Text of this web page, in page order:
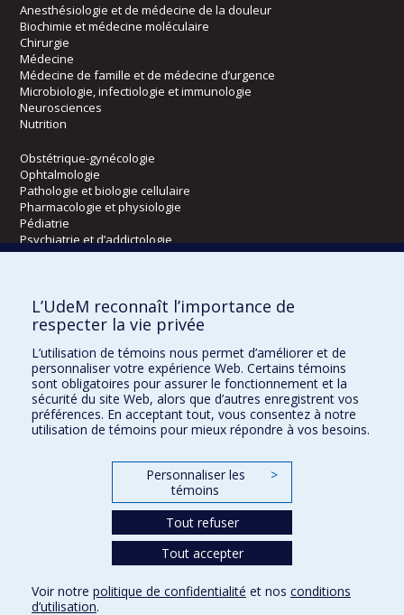
Anesthésiologie et de médecine de la douleur
Biochimie et médecine moléculaire
Chirurgie
Médecine
Médecine de famille et de médecine d’urgence
Microbiologie, infectiologie et immunologie
Neurosciences
Nutrition
Obstétrique-gynécologie
Ophtalmologie
Pathologie et biologie cellulaire
Pharmacologie et physiologie
Pédiatrie
Psychiatrie et d’addictologie
Radiologie, radio-oncologie et médecine nucléaire
Écoles
Orthophonie et audiologie
Réadaptation
Directions
Confidentialité Conditions d’utilisation Paramètres des témoins
L’UdeM reconnaît l’importance de
respecter la vie privée
L’utilisation de témoins nous permet d’améliorer et de
personnaliser votre expérience Web. Certains témoins
sont obligatoires pour assurer le fonctionnement et la
sécurité du site Web, alors que d’autres enregistrent vos
préférences. En acceptant tout, vous consentez à notre
utilisation de témoins pour mieux répondre à vos besoins.
Personnaliser les
témoins
>
Tout refuser
Tout accepter
Voir notre politique de confidentialité et nos conditions
d’utilisation.